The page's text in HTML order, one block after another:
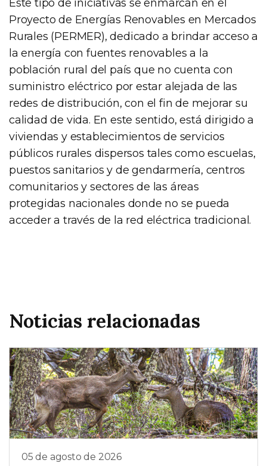
Este tipo de iniciativas se enmarcan en el
Proyecto de Energías Renovables en Mercados
Rurales (PERMER), dedicado a brindar acceso a
la energía con fuentes renovables a la
población rural del país que no cuenta con
suministro eléctrico por estar alejada de las
redes de distribución, con el fin de mejorar su
calidad de vida. En este sentido, está dirigido a
viviendas y establecimientos de servicios
públicos rurales dispersos tales como escuelas,
puestos sanitarios y de gendarmería, centros
comunitarios y sectores de las áreas
protegidas nacionales donde no se pueda
acceder a través de la red eléctrica tradicional.
Noticias relacionadas
05 de agosto de 2026